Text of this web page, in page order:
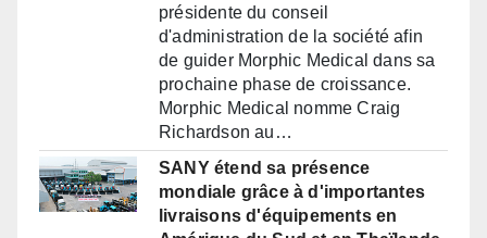
présidente du conseil
d'administration de la société afin
de guider Morphic Medical dans sa
prochaine phase de croissance.
Morphic Medical nomme Craig
Richardson au…
SANY étend sa présence
mondiale grâce à d'importantes
livraisons d'équipements en